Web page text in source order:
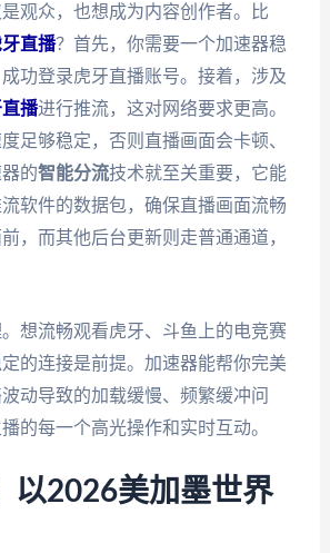
观众，也想成为内容创作者。比
直播？首先，你需要一个加速器稳
功登录虎牙直播账号。接着，涉及
播进行推流，这对网络要求更高。
足够稳定，否则直播画面会卡顿、
的智能分流技术就至关重要，它能
软件的数据包，确保直播画面流畅
，而其他后台更新则走普通通道，
想流畅观看虎牙、斗鱼上的电竞赛
的连接是前提。加速器能帮你完美
动导致的加载缓慢、频繁缓冲问
的每一个高光操作和实时互动。
以2026美加墨世界